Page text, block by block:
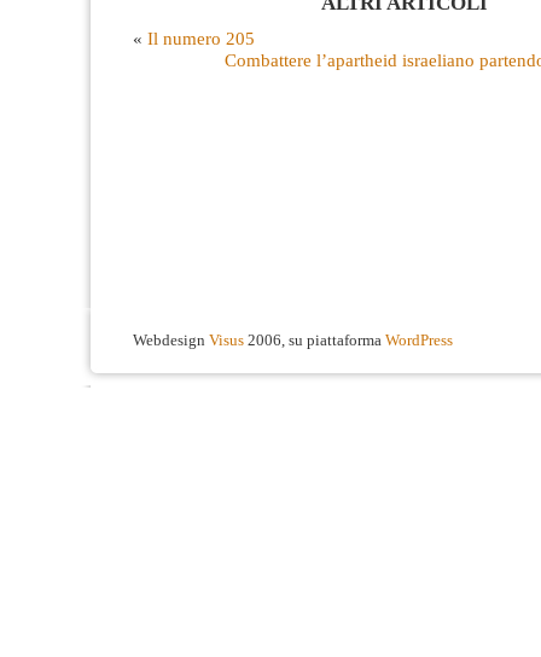
« Il numero 205
Combattere l’apartheid israeliano
Webdesign Visus 2006, su piattaforma WordPress